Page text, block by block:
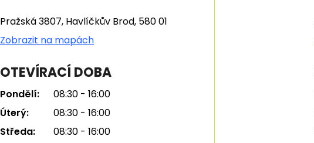
Pražská 3807, Havlíčkův Brod, 580 01
Zobrazit na mapách
OTEVÍRACÍ DOBA
Pondělí:
08:30 - 16:00
Úterý:
08:30 - 16:00
Středa:
08:30 - 16:00